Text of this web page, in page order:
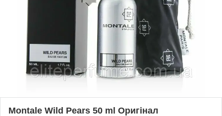
Montale Wild Pears 50 ml Оригінал